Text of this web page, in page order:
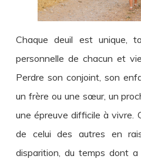
Chaque deuil est unique,
personnelle de chacun et
Perdre son conjoint, son
un frère ou une sœur, un
une épreuve difficile à vivre.
de celui des autres en
disparition, du temps dont